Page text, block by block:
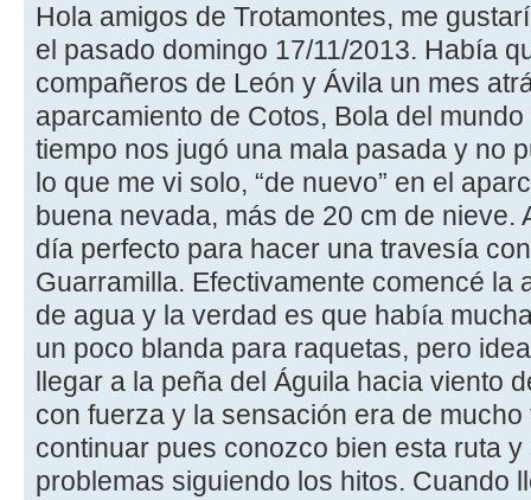
Hola amigos de Trotamontes, me
el pasado domingo 17/11/2013. Había
compañeros de León y Ávila un mes
aparcamiento de Cotos, Bola del
tiempo nos jugó una mala pasada y no
lo que me vi solo, “de nuevo” en el
buena nevada, más de 20 cm de nieve.
día perfecto para hacer una travesía
Guarramilla. Efectivamente comencé la
de agua y la verdad es que había
un poco blanda para raquetas, pero
llegar a la peña del Águila hacia viento
con fuerza y la sensación era de
continuar pues conozco bien esta ruta
problemas siguiendo los hitos. Cuando